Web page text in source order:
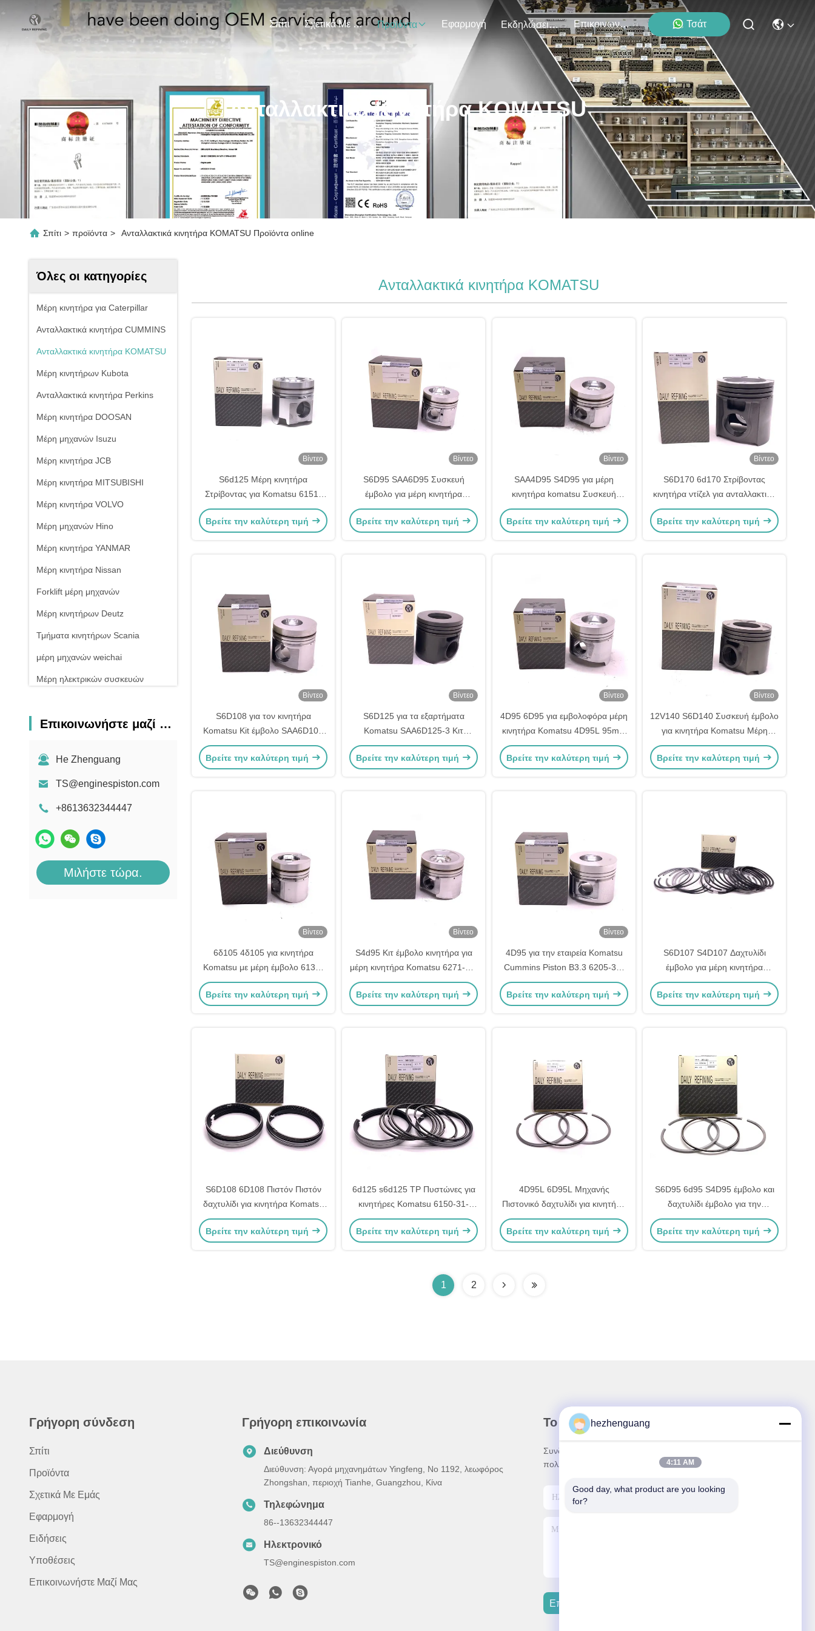
Σπίτι Σχετικά Με Εμάς Προϊόντα Εφαρμογή Εκδηλώσεις Επικοινωνήστε Μαζί Μας Τσάτ
Ανταλλακτικά Κινητήρα KOMATSU
Σπίτι > προϊόντα > Ανταλλακτικά κινητήρα KOMATSU Προϊόντα online
Όλες οι κατηγορίες
Μέρη κινητήρα για Caterpillar
Ανταλλακτικά κινητήρα CUMMINS
Ανταλλακτικά κινητήρα KOMATSU
Μέρη κινητήρων Kubota
Ανταλλακτικά κινητήρα Perkins
Μέρη κινητήρα DOOSAN
Μέρη μηχανών Isuzu
Μέρη κινητήρα JCB
Μέρη κινητήρα MITSUBISHI
Μέρη κινητήρα VOLVO
Μέρη μηχανών Hino
Μέρη κινητήρα YANMAR
Μέρη κινητήρα Nissan
Forklift μέρη μηχανών
Μέρη κινητήρων Deutz
Τμήματα κινητήρων Scania
μέρη μηχανών weichai
Μέρη ηλεκτρικών συσκευών
Επικοινωνήστε μαζί μας
He Zhenguang
TS@enginespiston.com
+8613632344447
Μιλήστε τώρα.
Ανταλλακτικά κινητήρα KOMATSU
Βίντεο
S6d125 Μέρη κινητήρα
Στρίβοντας για Komatsu 6151-
31-2150 6151-31-2171
Βρείτε την καλύτερη τιμή
Βίντεο
S6D95 SAA6D95 Συσκευή
έμβολο για μέρη κινητήρα
Komatsu 6207-31-2180
Βρείτε την καλύτερη τιμή
Βίντεο
SAA4D95 S4D95 για μέρη
κινητήρα komatsu Συσκευή
έμβολο 6208-31-2110
Βρείτε την καλύτερη τιμή
Βίντεο
S6D170 6d170 Στρίβοντας
κινητήρα ντίζελ για ανταλλακτικά
Komatsu 6162-35-2120
Βρείτε την καλύτερη τιμή
Βίντεο
S6D108 για τον κινητήρα
Komatsu Kit έμβολο SAA6D108
6222-33-2110 6136-33-2110
Βρείτε την καλύτερη τιμή
Βίντεο
S6D125 για τα εξαρτήματα
Komatsu SAA6D125-3 Κιτ
έμβολο μηχανών 6152-32-2510
Βρείτε την καλύτερη τιμή
Βίντεο
4D95 6D95 για εμβολοφόρα μέρη
κινητήρα Komatsu 4D95L 95mm
6204-31-2121
Βρείτε την καλύτερη τιμή
Βίντεο
12V140 S6D140 Συσκευή έμβολο
για κινητήρα Komatsu Μέρη
6211-32-2130 6211-32-2110
Βρείτε την καλύτερη τιμή
Βίντεο
6δ105 4δ105 για κινητήρα
Komatsu με μέρη έμβολο 6137-
32-2110 6136-31-2112 6136-31-
2012
Βρείτε την καλύτερη τιμή
Βίντεο
S4d95 Κιτ έμβολο κινητήρα για
μέρη κινητήρα Komatsu 6271-31-
2110
Βρείτε την καλύτερη τιμή
Βίντεο
4D95 για την εταιρεία Komatsu
Cummins Piston B3.3 6205-31-
-2190 4089968 6204-31-2190
Βρείτε την καλύτερη τιμή
S6D107 S4D107 Δαχτυλίδι
έμβολο για μέρη κινητήρα
Komatsu 6754-31-2010
Βρείτε την καλύτερη τιμή
S6D108 6D108 Πιστόν Πιστόν
δαχτυλίδι για κινητήρα Komatsu
6221-31-2200
Βρείτε την καλύτερη τιμή
6d125 s6d125 TP Πυστώνες για
κινητήρες Komatsu 6150-31-
2033
Βρείτε την καλύτερη τιμή
4D95L 6D95L Μηχανής
Πιστονικό δαχτυλίδι για κινητήρα
Komatsu 6204-31-2203
Βρείτε την καλύτερη τιμή
S6D95 6d95 S4D95 έμβολο και
δαχτυλίδι έμβολο για την
Komatsu 6207-31-2501 6209-31-
2400
Βρείτε την καλύτερη τιμή
1 2
Γρήγορη σύνδεση
Σπίτι
Προϊόντα
Σχετικά Με Εμάς
Εφαρμογή
Ειδήσεις
Υποθέσεις
Επικοινωνήστε Μαζί Μας
Γρήγορη επικοινωνία
Διεύθυνση
Διεύθυνση: Αγορά μηχανημάτων Yingfeng, Νο 1192, λεωφόρος
Zhongshan, περιοχή Tianhe, Guangzhou, Κίνα
Τηλεφώνημα
86--13632344447
Ηλεκτρονικό
TS@enginespiston.com
Το Δελτίο Ενημέρωσης
Συνδρομηθείτε στο ενημερωτικό μας δελτίο για εκπτώσεις και
πολλά άλλα.
Επικοινωνήστε Μαζί Μας
hezhenguang
4:11 AM
Good day, what product are you looking
for?